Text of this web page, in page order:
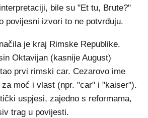
bile su "Et tu, Brute?"
povijesni izvori to ne potvrđuju.
je kraj Rimske Republike.
Oktavijan (kasnije August)
prvi rimski car. Cezarovo ime
moć i vlast (npr. "car" i "kaiser").
uspjesi, zajedno s reformama,
trag u povijesti.